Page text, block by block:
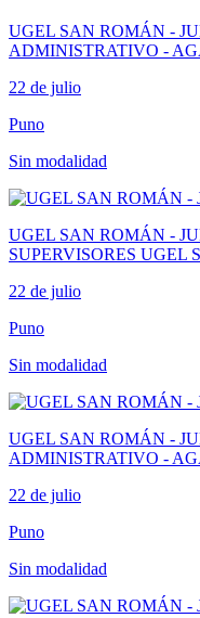
UGEL SAN ROMÁN -
ADMINISTRATIVO -
22 de julio
Puno
Sin modalidad
UGEL SAN ROMÁN -
SUPERVISORES UGEL
22 de julio
Puno
Sin modalidad
UGEL SAN ROMÁN -
ADMINISTRATIVO -
22 de julio
Puno
Sin modalidad